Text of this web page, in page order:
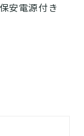
安電源付き